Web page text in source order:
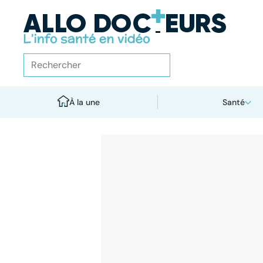
À la une Santé